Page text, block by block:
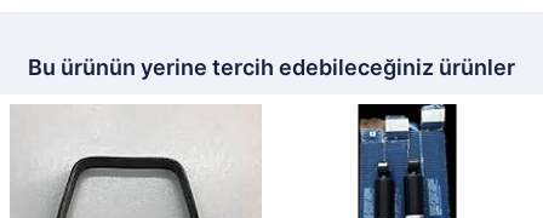
Bu ürünün yerine tercih edebileceğiniz ürünler